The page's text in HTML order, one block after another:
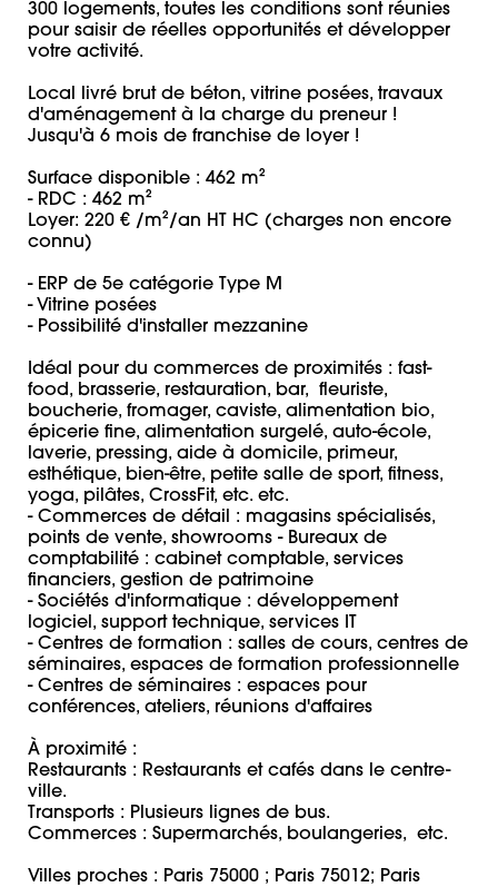
300 logements, toutes les conditions sont réunies
pour saisir de réelles opportunités et développer
votre activité.
Local livré brut de béton, vitrine posées, travaux
d'aménagement à la charge du preneur !
Jusqu'à 6 mois de franchise de loyer !
Surface disponible : 462 m²
- RDC : 462 m²
Loyer: 220 € /m²/an HT HC (charges non encore
connu)
- ERP de 5e catégorie Type M
- Vitrine posées
- Possibilité d'installer mezzanine
Idéal pour du commerces de proximités : fast-
food, brasserie, restauration, bar,  fleuriste,
boucherie, fromager, caviste, alimentation bio,
épicerie fine, alimentation surgelé, auto-école,
laverie, pressing, aide à domicile, primeur,
esthétique, bien-être, petite salle de sport, fitness,
yoga, pilâtes, CrossFit, etc. etc.
- Commerces de détail : magasins spécialisés,
points de vente, showrooms - Bureaux de
comptabilité : cabinet comptable, services
financiers, gestion de patrimoine
- Sociétés d'informatique : développement
logiciel, support technique, services IT
- Centres de formation : salles de cours, centres de
séminaires, espaces de formation professionnelle
- Centres de séminaires : espaces pour
conférences, ateliers, réunions d'affaires
À proximité :
Restaurants : Restaurants et cafés dans le centre-
ville.
Transports : Plusieurs lignes de bus.
Commerces : Supermarchés, boulangeries,  etc.
Villes proches : Paris 75000 ; Paris 75012; Paris